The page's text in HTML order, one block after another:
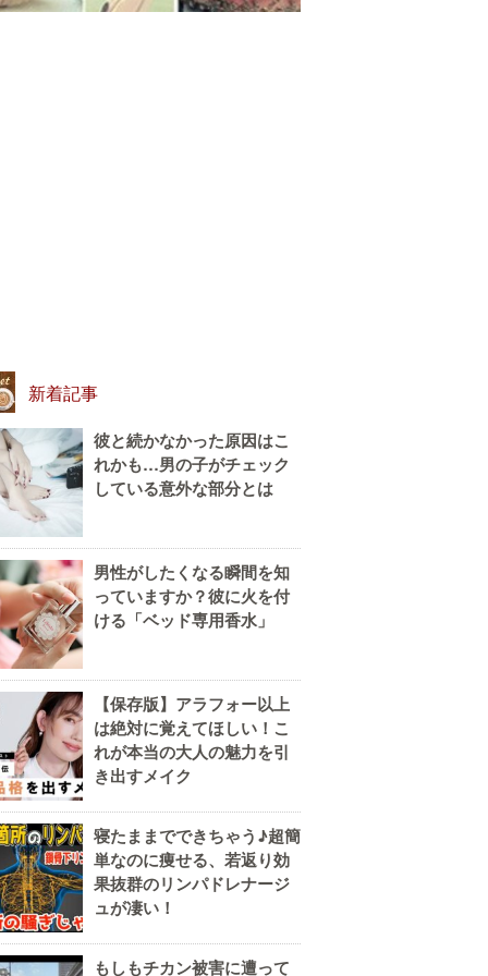
新着記事
彼と続かなかった原因はこ
れかも…男の子がチェック
している意外な部分とは
男性がしたくなる瞬間を知
っていますか？彼に火を付
ける「ベッド専用香水」
【保存版】アラフォー以上
は絶対に覚えてほしい！こ
れが本当の大人の魅力を引
き出すメイク
寝たままでできちゃう♪超簡
単なのに痩せる、若返り効
果抜群のリンパドレナージ
ュが凄い！
もしもチカン被害に遭って